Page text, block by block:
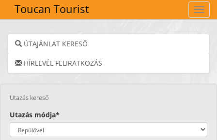
Toucan Tourist
ÚTAJÁNLAT KERESŐ
HÍRLEVÉL FELIRATKOZÁS
Utazás kereső
Utazás módja*